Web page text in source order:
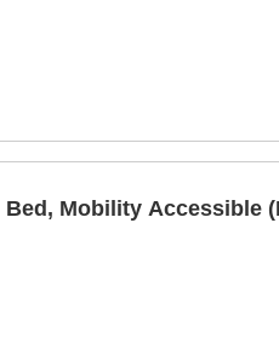
Mobility Accessible